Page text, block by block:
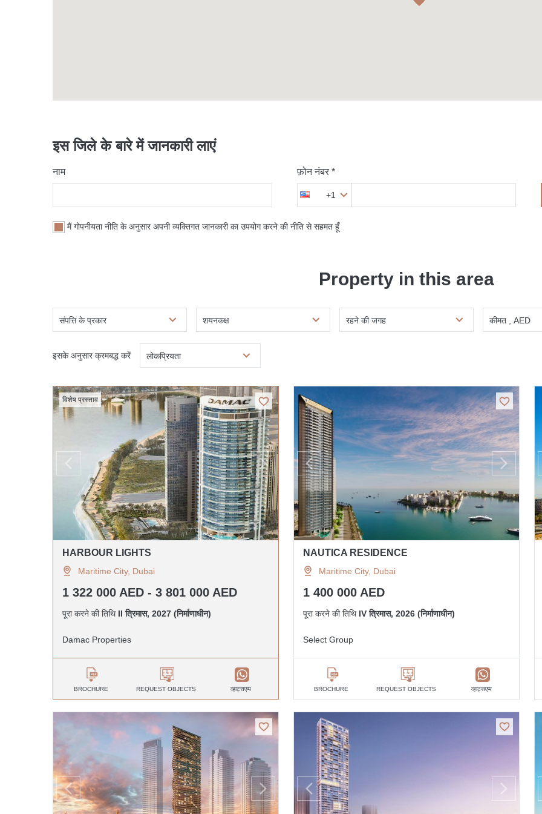
इस जिले के बारे में जानकारी लाएं
नाम फ़ोन नंबर *
+1
मैं गोपनीयता नीति के अनुसार अपनी व्यक्तिगत जानकारी का उपयोग करने की नीति से सहमत हूँ
Property in this area
संपत्ति के प्रकार शयनकक्ष रहने की जगह कीमत , AED
इसके अनुसार क्रमबद्ध करें लोकप्रियता
विशेष प्रस्ताव
HARBOUR LIGHTS
Maritime City, Dubai
1 322 000 AED - 3 801 000 AED
पूरा करने की तिथि II त्रिमास, 2027 (निर्माणाधीन)
Damac Properties
BROCHURE REQUEST OBJECTS व्हाट्सएप्प
NAUTICA RESIDENCE
Maritime City, Dubai
1 400 000 AED
पूरा करने की तिथि IV त्रिमास, 2026 (निर्माणाधीन)
Select Group
BROCHURE REQUEST OBJECTS व्हाट्सएप्प